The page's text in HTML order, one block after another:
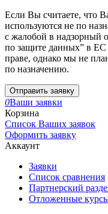
Если Вы считаете, что
используются не по
с жалобой в надзорный
по защите данных” в
праве, однако мы не
по назначению.
Отправить заявку
0Ваши заявки
Корзина
Список Ваших заявок
Оформить заявку
Аккаунт
Заявки
Список сравнения
Партнерский
Отложенные